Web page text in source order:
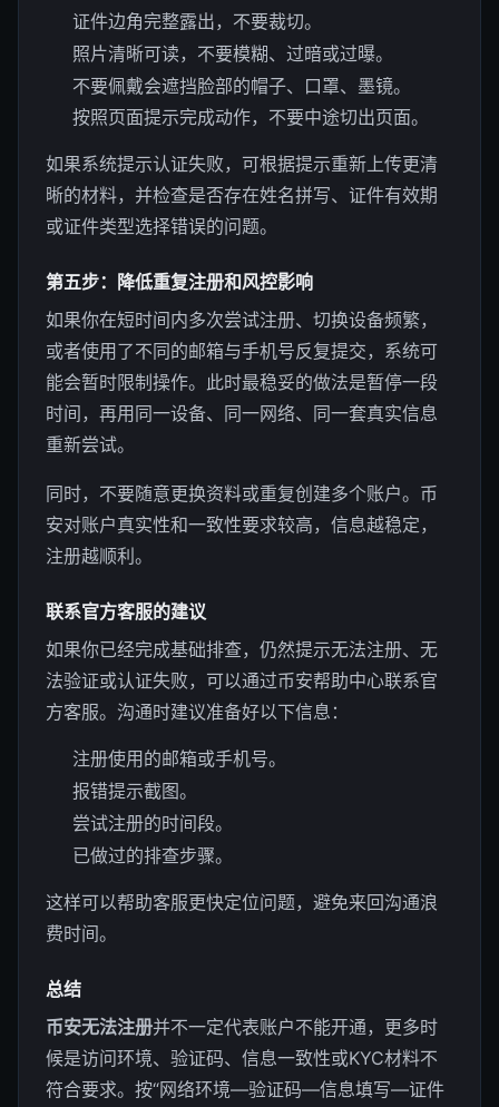
证件边角完整露出，不要裁切。
照片清晰可读，不要模糊、过暗或过曝。
不要佩戴会遮挡脸部的帽子、口罩、墨镜。
按照页面提示完成动作，不要中途切出页面。
如果系统提示认证失败，可根据提示重新上传更清
晰的材料，并检查是否存在姓名拼写、证件有效期
或证件类型选择错误的问题。
第五步：降低重复注册和风控影响
如果你在短时间内多次尝试注册、切换设备频繁，
或者使用了不同的邮箱与手机号反复提交，系统可
能会暂时限制操作。此时最稳妥的做法是暂停一段
时间，再用同一设备、同一网络、同一套真实信息
重新尝试。
同时，不要随意更换资料或重复创建多个账户。币
安对账户真实性和一致性要求较高，信息越稳定，
注册越顺利。
联系官方客服的建议
如果你已经完成基础排查，仍然提示无法注册、无
法验证或认证失败，可以通过币安帮助中心联系官
方客服。沟通时建议准备好以下信息：
注册使用的邮箱或手机号。
报错提示截图。
尝试注册的时间段。
已做过的排查步骤。
这样可以帮助客服更快定位问题，避免来回沟通浪
费时间。
总结
币安无法注册并不一定代表账户不能开通，更多时
候是访问环境、验证码、信息一致性或KYC材料不
符合要求。按“网络环境—验证码—信息填写—证件